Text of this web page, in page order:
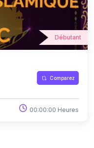
Débutant
Comparez
00:00:00 Heures